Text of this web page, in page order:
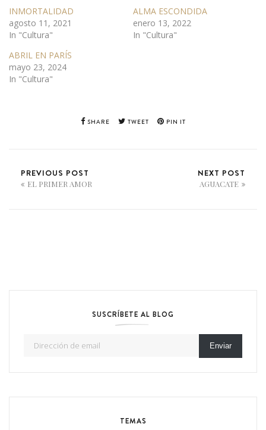
INMORTALIDAD
agosto 11, 2021
In "Cultura"
ALMA ESCONDIDA
enero 13, 2022
In "Cultura"
ABRIL EN PARÍS
mayo 23, 2024
In "Cultura"
SHARE TWEET PIN IT
PREVIOUS POST
EL PRIMER AMOR
NEXT POST
AGUACATE
SUSCRÍBETE AL BLOG
Enviar
TEMAS